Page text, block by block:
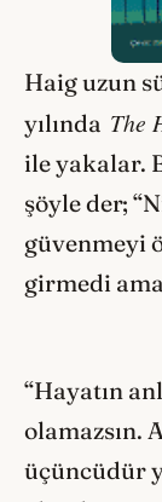
Haig uzun
yılında The
ile yakalar.
şöyle der;
güvenmeyi
girmedi ama
“Hayatın
olamazsın.
üçüncüdür